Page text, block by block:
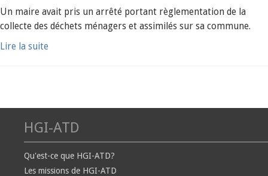
Un maire avait pris un arrêté portant règlementation de la
collecte des déchets ménagers et assimilés sur sa commune.
Lire la suite
HGI-ATD
Qu'est-ce que HGI-ATD?
Les missions de HGI-ATD